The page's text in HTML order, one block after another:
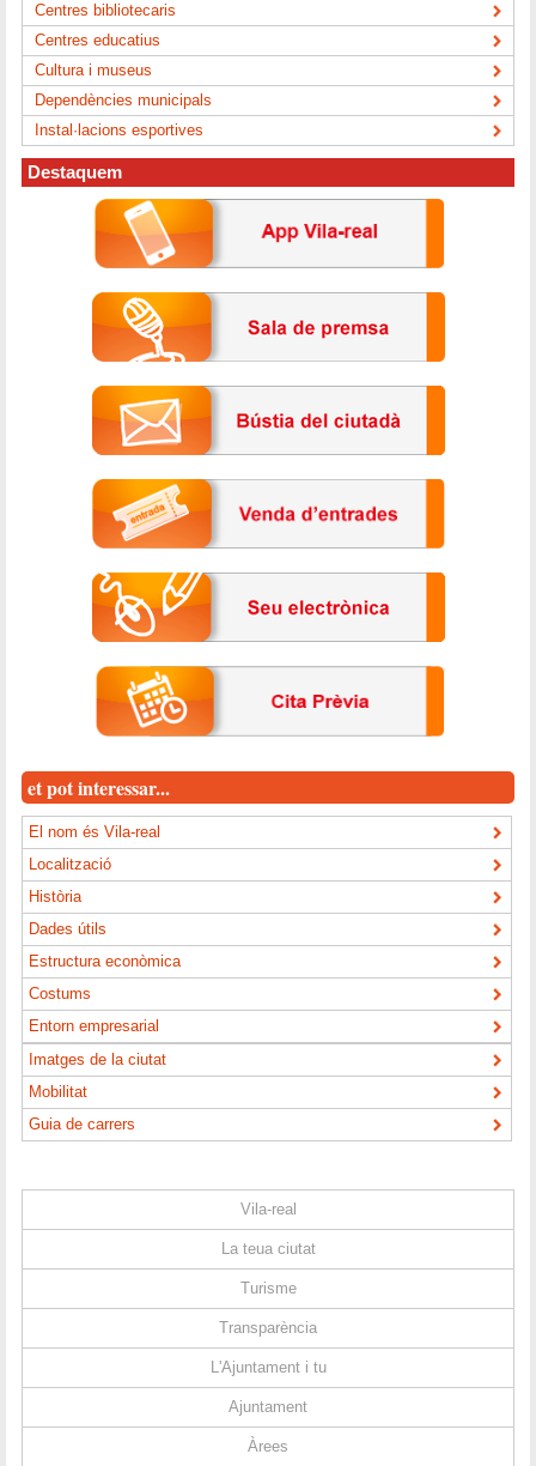
Centres bibliotecaris
Centres educatius
Cultura i museus
Dependències municipals
Instal·lacions esportives
Destaquem
et pot interessar...
El nom és Vila-real
Localització
Història
Dades útils
Estructura econòmica
Costums
Entorn empresarial
Imatges de la ciutat
Mobilitat
Guia de carrers
Vila-real
La teua ciutat
Turisme
Transparència
L'Ajuntament i tu
Ajuntament
Àrees